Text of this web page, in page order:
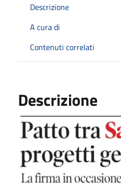
Descrizione
A cura di
Contenuti correlati
Descrizione